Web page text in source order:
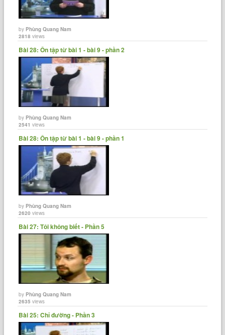
byPhùng Quang Nam
2818 views
Bài 28: Ôn tập từ bài 1 - bài 9 - phần 2
byPhùng Quang Nam
2541 views
Bài 28: Ôn tập từ bài 1 - bài 9 - phần 1
byPhùng Quang Nam
2620 views
Bài 27: Tôi không biết - Phần 5
byPhùng Quang Nam
2635 views
Bài 25: Chỉ đường - Phần 3